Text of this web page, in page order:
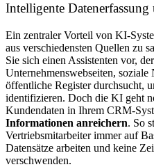
Intelligente
Ein zentraler Vorteil von KI-
aus verschiedensten Quellen zu
Sie sich einen Assistenten vor,
Unternehmenswebseiten,
öffentliche Register durchsucht,
identifizieren. Doch die KI geht
Kundendaten in Ihrem CRM-
Informationen anreichern. So
Vertriebsmitarbeiter immer auf
Datensätze arbeiten und keine
verschwenden.